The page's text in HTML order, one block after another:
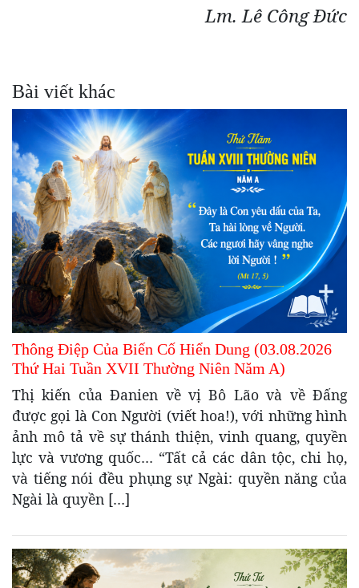
Lm. Lê Công Đức
Bài viết khác
Thông Điệp Của Biến Cố Hiển Dung (03.08.2026
Thứ Hai Tuần XVII Thường Niên Năm A)
Thị kiến của Đanien về vị Bô Lão và về Đấng
được gọi là Con Người (viết hoa!), với những hình
ảnh mô tả về sự thánh thiện, vinh quang, quyền
lực và vương quốc… “Tất cả các dân tộc, chi họ,
và tiếng nói đều phụng sự Ngài: quyền năng của
Ngài là quyền […]